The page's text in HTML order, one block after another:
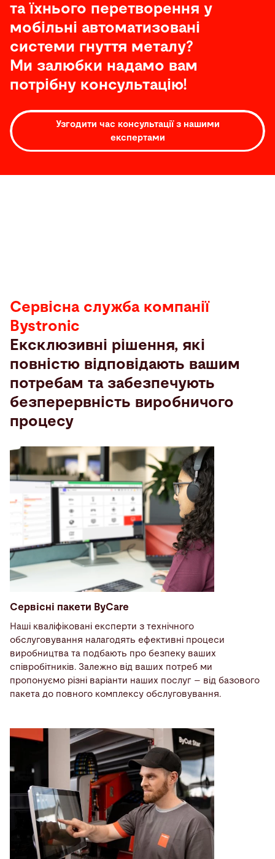
та їхнього перетворення у
мобільні автоматизовані
системи гнуття металу?
Ми залюбки надамо вам
потрібну консультацію!
Узгодити час консультації з нашими
експертами
Сервісна служба компанії
Bystronic
Ексклюзивні рішення, які
повністю відповідають вашим
потребам та забезпечують
безперервність виробничого
процесу
Сервісні пакети ByCare
Наші кваліфіковані експерти з технічного
обслуговування налагодять ефективні процеси
виробництва та подбають про безпеку ваших
співробітників. Залежно від ваших потреб ми
пропонуємо різні варіанти наших послуг – від базового
пакета до повного комплексу обслуговування.